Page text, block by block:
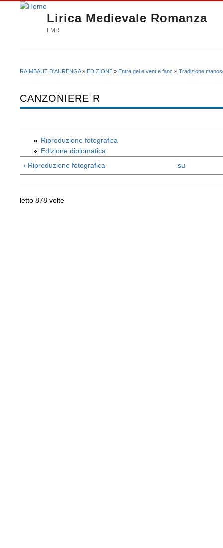
Lirica Medievale Romanza
LMR
RAIMBAUT D'AURENGA» EDIZIONE » Entre gel e vent e fanc » Tradizione
CANZONIERE R
Riproduzione fotografica
Edizione diplomatica
‹ Riproduzione fotografica
su
letto 878 volte